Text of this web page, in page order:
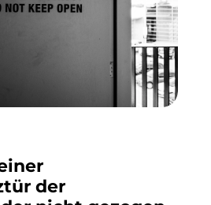
der